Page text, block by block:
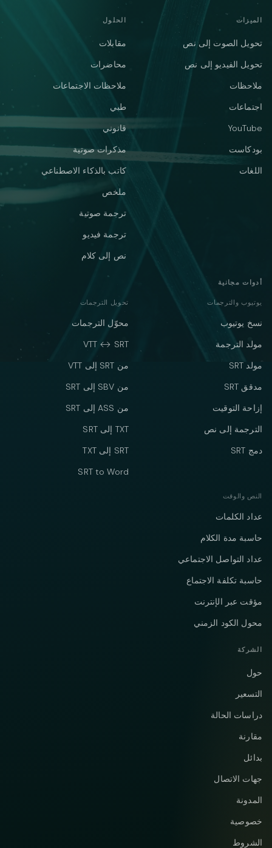
الميزات
تحويل الصوت إلى نص
تحويل الفيديو إلى نص
ملاحظات
اجتماعات
YouTube
بودكاست
اللغات
الحلول
مقابلات
محاضرات
ملاحظات الاجتماعات
طبي
قانوني
مذكرات صوتية
كاتب بالذكاء الاصطناعي
ملخص
ترجمة صوتية
ترجمة فيديو
نص إلى كلام
أدوات مجانية
يوتيوب والترجمات
نسخ يوتيوب
مولد الترجمة
مولد SRT
مدقق SRT
إزاحة التوقيت
الترجمة إلى نص
دمج SRT
تحويل الترجمات
محوّل الترجمات
VTT ↔ SRT
من SRT إلى VTT
من SBV إلى SRT
من ASS إلى SRT
TXT إلى SRT
SRT إلى TXT
SRT to Word
النص والوقت
عداد الكلمات
حاسبة مدة الكلام
عداد التواصل الاجتماعي
حاسبة تكلفة الاجتماع
مؤقت عبر الإنترنت
محول الكود الزمني
الشركة
حول
التسعير
دراسات الحالة
مقارنة
بدائل
جهات الاتصال
المدونة
خصوصية
الشروط